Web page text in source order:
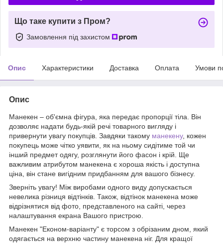
Що таке купити з Пром?
Замовлення під захистом
Опис Характеристики Доставка Оплата Умови
Опис
Манекен – об'ємна фігура, яка передає пропорції тіла. Він
дозволяє надати будь-якій речі товарного вигляду і
привернути увагу покупців. Завдяки такому манекену, кожен
покупець може чітко уявити, як на ньому сидітиме той чи
інший предмет одягу, розглянути його фасон і крій. Ще
важливим атрибутом манекена є хороша якість і доступна
ціна, він стане вигідним придбанням для вашого бізнесу.
Зверніть увагу! Між виробами одного виду допускається
невелика різниця відтінків. Також, відтінок манекена може
відрізнятися від фото, представленого на сайті, через
налаштування екрана Вашого пристрою.
Манекен "Економ-варіанту" є торсом з обрізаним дном, який
одягається на верхню частину манекена ніг. Для кращої